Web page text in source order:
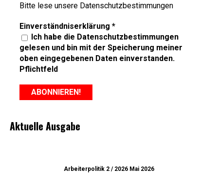
Bitte lese unsere Datenschutzbestimmungen
Einverständniserklärung *
Ich habe die Datenschutzbestimmungen
gelesen und bin mit der Speicherung meiner
oben eingegebenen Daten einverstanden.
Pflichtfeld
Aktuelle Ausgabe
Arbeiterpolitik 2 / 2026 Mai 2026